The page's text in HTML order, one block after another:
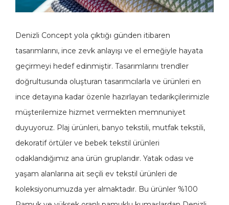
Denizli Concept yola çıktığı günden itibaren
tasarımlarını, ince zevk anlayışı ve el emeğiyle hayata
geçirmeyi hedef edinmiştir. Tasarımlarını trendler
doğrultusunda oluşturan tasarımcılarla ve ürünleri en
ince detayına kadar özenle hazırlayan tedarikçilerimizle
müşterilemize hizmet vermekten memnuniyet
duyuyoruz. Plaj ürünleri, banyo tekstili, mutfak tekstili,
dekoratif örtüler ve bebek tekstil ürünleri
odaklandığımız ana ürün gruplarıdır. Yatak odası ve
yaşam alanlarına ait seçili ev tekstil ürünleri de
koleksiyonumuzda yer almaktadır. Bu ürünler %100